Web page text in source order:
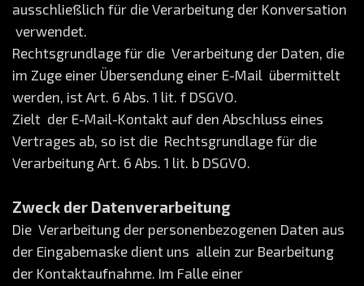
ausschließlich für die Verarbeitung der Konversation
verwendet.
Rechtsgrundlage für die Verarbeitung der Daten, die
im Zuge einer Übersendung einer E-Mail übermittelt
werden, ist Art. 6 Abs. 1 lit. f DSGVO.
Zielt der E-Mail-Kontakt auf den Abschluss eines
Vertrages ab, so ist die Rechtsgrundlage für die
Verarbeitung Art. 6 Abs. 1 lit. b DSGVO.
Zweck der Datenverarbeitung
Die Verarbeitung der personenbezogenen Daten aus
der Eingabemaske dient uns allein zur Bearbeitung
der Kontaktaufnahme. Im Falle einer